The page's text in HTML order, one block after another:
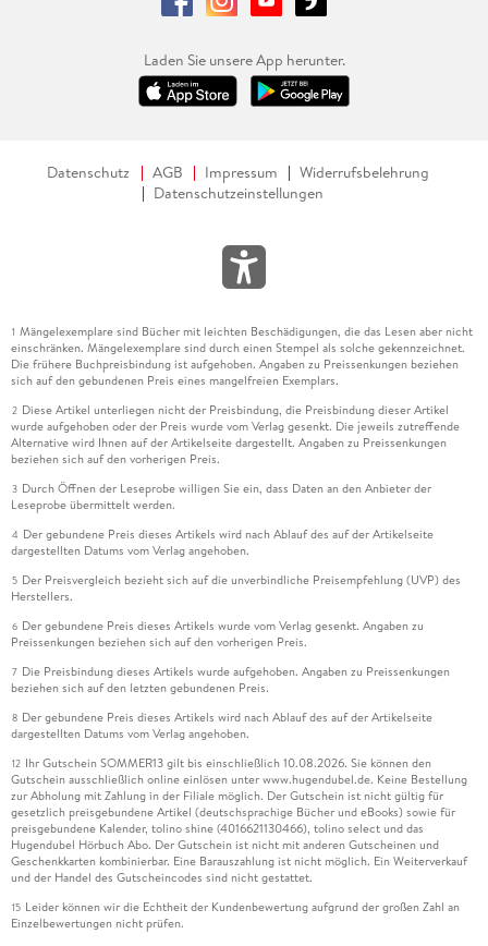
Laden Sie unsere App herunter.
Datenschutz AGB Impressum
Widerrufsbelehrung
Datenschutzeinstellungen
1 Mängelexemplare sind Bücher mit leichten Beschädigungen, die das Lesen aber nicht
einschränken. Mängelexemplare sind durch einen Stempel als solche gekennzeichnet.
Die frühere Buchpreisbindung ist aufgehoben. Angaben zu Preissenkungen beziehen
sich auf den gebundenen Preis eines mangelfreien Exemplars.
2 Diese Artikel unterliegen nicht der Preisbindung, die Preisbindung dieser Artikel
wurde aufgehoben oder der Preis wurde vom Verlag gesenkt. Die jeweils zutreffende
Alternative wird Ihnen auf der Artikelseite dargestellt. Angaben zu Preissenkungen
beziehen sich auf den vorherigen Preis.
3 Durch Öffnen der Leseprobe willigen Sie ein, dass Daten an den Anbieter der
Leseprobe übermittelt werden.
4 Der gebundene Preis dieses Artikels wird nach Ablauf des auf der Artikelseite
dargestellten Datums vom Verlag angehoben.
5 Der Preisvergleich bezieht sich auf die unverbindliche Preisempfehlung (UVP) des
Herstellers.
6 Der gebundene Preis dieses Artikels wurde vom Verlag gesenkt. Angaben zu
Preissenkungen beziehen sich auf den vorherigen Preis.
7 Die Preisbindung dieses Artikels wurde aufgehoben. Angaben zu Preissenkungen
beziehen sich auf den letzten gebundenen Preis.
8 Der gebundene Preis dieses Artikels wird nach Ablauf des auf der Artikelseite
dargestellten Datums vom Verlag angehoben.
12 Ihr Gutschein SOMMER13 gilt bis einschließlich 10.08.2026. Sie können den
Gutschein ausschließlich online einlösen unter www.hugendubel.de. Keine Bestellung
zur Abholung mit Zahlung in der Filiale möglich. Der Gutschein ist nicht gültig für
gesetzlich preisgebundene Artikel (deutschsprachige Bücher und eBooks) sowie für
preisgebundene Kalender, tolino shine (4016621130466), tolino select und das
Hugendubel Hörbuch Abo. Der Gutschein ist nicht mit anderen Gutscheinen und
Geschenkkarten kombinierbar. Eine Barauszahlung ist nicht möglich. Ein Weiterverkauf
und der Handel des Gutscheincodes sind nicht gestattet.
15 Leider können wir die Echtheit der Kundenbewertung aufgrund der großen Zahl an
Einzelbewertungen nicht prüfen.